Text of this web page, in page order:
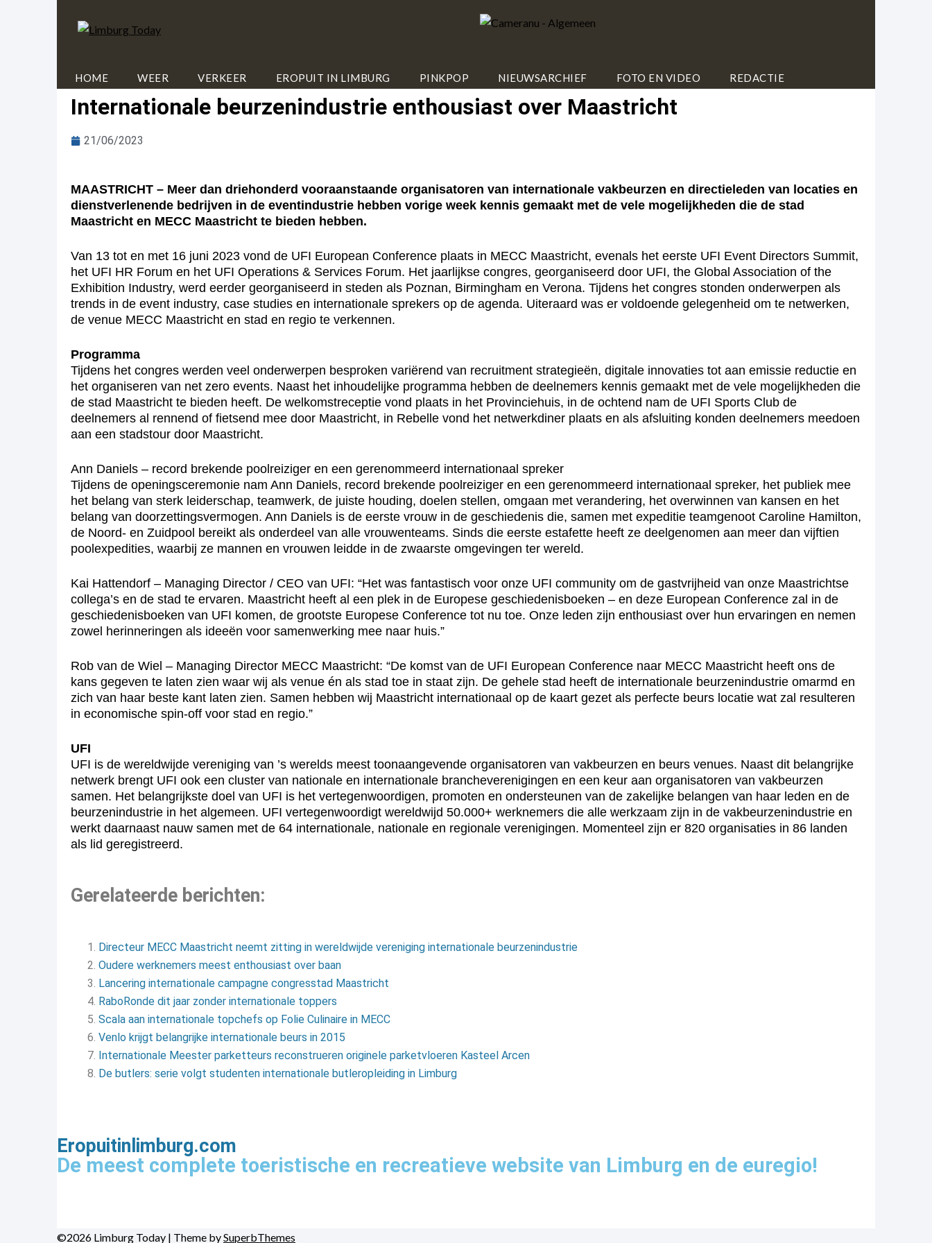
HOME WEER VERKEER EROPUIT IN LIMBURG PINKPOP NIEUWSARCHIEF FOTO EN VIDEO REDACTIE
Internationale beurzenindustrie enthousiast over Maastricht
21/06/2023
MAASTRICHT – Meer dan driehonderd vooraanstaande organisatoren van internationale vakbeurzen en directieleden van locaties en
dienstverlenende bedrijven in de eventindustrie hebben vorige week kennis gemaakt met de vele mogelijkheden die de stad
Maastricht en MECC Maastricht te bieden hebben.
Van 13 tot en met 16 juni 2023 vond de UFI European Conference plaats in MECC Maastricht, evenals het eerste UFI Event Directors Summit,
het UFI HR Forum en het UFI Operations & Services Forum. Het jaarlijkse congres, georganiseerd door UFI, the Global Association of the
Exhibition Industry, werd eerder georganiseerd in steden als Poznan, Birmingham en Verona. Tijdens het congres stonden onderwerpen als
trends in de event industry, case studies en internationale sprekers op de agenda. Uiteraard was er voldoende gelegenheid om te netwerken,
de venue MECC Maastricht en stad en regio te verkennen.
Programma
Tijdens het congres werden veel onderwerpen besproken variërend van recruitment strategieën, digitale innovaties tot aan emissie reductie en
het organiseren van net zero events. Naast het inhoudelijke programma hebben de deelnemers kennis gemaakt met de vele mogelijkheden die
de stad Maastricht te bieden heeft. De welkomstreceptie vond plaats in het Provinciehuis, in de ochtend nam de UFI Sports Club de
deelnemers al rennend of fietsend mee door Maastricht, in Rebelle vond het netwerkdiner plaats en als afsluiting konden deelnemers meedoen
aan een stadstour door Maastricht.
Ann Daniels – record brekende poolreiziger en een gerenommeerd internationaal spreker
Tijdens de openingsceremonie nam Ann Daniels, record brekende poolreiziger en een gerenommeerd internationaal spreker, het publiek mee
het belang van sterk leiderschap, teamwerk, de juiste houding, doelen stellen, omgaan met verandering, het overwinnen van kansen en het
belang van doorzettingsvermogen. Ann Daniels is de eerste vrouw in de geschiedenis die, samen met expeditie teamgenoot Caroline Hamilton,
de Noord- en Zuidpool bereikt als onderdeel van alle vrouwenteams. Sinds die eerste estafette heeft ze deelgenomen aan meer dan vijftien
poolexpedities, waarbij ze mannen en vrouwen leidde in de zwaarste omgevingen ter wereld.
Kai Hattendorf – Managing Director / CEO van UFI: “Het was fantastisch voor onze UFI community om de gastvrijheid van onze Maastrichtse
collega’s en de stad te ervaren. Maastricht heeft al een plek in de Europese geschiedenisboeken – en deze European Conference zal in de
geschiedenisboeken van UFI komen, de grootste Europese Conference tot nu toe. Onze leden zijn enthousiast over hun ervaringen en nemen
zowel herinneringen als ideeën voor samenwerking mee naar huis.”
Rob van de Wiel – Managing Director MECC Maastricht: “De komst van de UFI European Conference naar MECC Maastricht heeft ons de
kans gegeven te laten zien waar wij als venue én als stad toe in staat zijn. De gehele stad heeft de internationale beurzenindustrie omarmd en
zich van haar beste kant laten zien. Samen hebben wij Maastricht internationaal op de kaart gezet als perfecte beurs locatie wat zal resulteren
in economische spin-off voor stad en regio.”
UFI
UFI is de wereldwijde vereniging van ’s werelds meest toonaangevende organisatoren van vakbeurzen en beurs venues. Naast dit belangrijke
netwerk brengt UFI ook een cluster van nationale en internationale brancheverenigingen en een keur aan organisatoren van vakbeurzen
samen. Het belangrijkste doel van UFI is het vertegenwoordigen, promoten en ondersteunen van de zakelijke belangen van haar leden en de
beurzenindustrie in het algemeen. UFI vertegenwoordigt wereldwijd 50.000+ werknemers die alle werkzaam zijn in de vakbeurzenindustrie en
werkt daarnaast nauw samen met de 64 internationale, nationale en regionale verenigingen. Momenteel zijn er 820 organisaties in 86 landen
als lid geregistreerd.
Gerelateerde berichten:
Directeur MECC Maastricht neemt zitting in wereldwijde vereniging internationale beurzenindustrie
Oudere werknemers meest enthousiast over baan
Lancering internationale campagne congresstad Maastricht
RaboRonde dit jaar zonder internationale toppers
Scala aan internationale topchefs op Folie Culinaire in MECC
Venlo krijgt belangrijke internationale beurs in 2015
Internationale Meester parketteurs reconstrueren originele parketvloeren Kasteel Arcen
De butlers: serie volgt studenten internationale butleropleiding in Limburg
Eropuitinlimburg.com
De meest complete toeristische en recreatieve website van Limburg en de euregio!
©2026 Limburg Today | Theme bySuperbThemes